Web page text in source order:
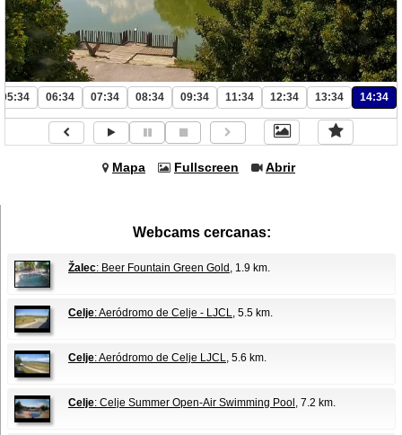
05:34 06:34 07:34 08:34 09:34 11:34 12:34 13:34 14:34
Mapa Fullscreen Abrir
Webcams cercanas:
Žalec: Beer Fountain Green Gold , 1.9 km.
Celje: Aeródromo de Celje - LJCL, 5.5 km.
Celje: Aeródromo de Celje LJCL, 5.6 km.
Celje: Celje Summer Open-Air Swimming Pool , 7.2 km.